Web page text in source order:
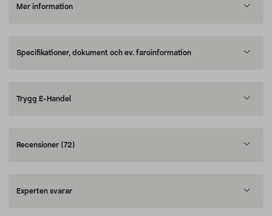
Mer information
Specifikationer, dokument och ev. faroinformation
Trygg E-Handel
Recensioner (72)
Experten svarar